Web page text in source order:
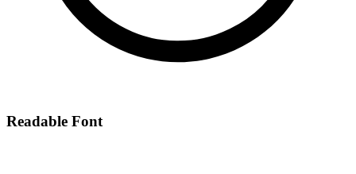
Readable Font